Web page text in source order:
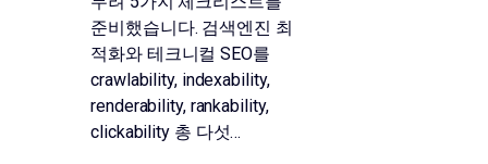
준비했습니다. 검색엔진 최
적화와 테크니컬 SEO를
crawlability, indexability,
renderability, rankability,
clickability 총 다섯…